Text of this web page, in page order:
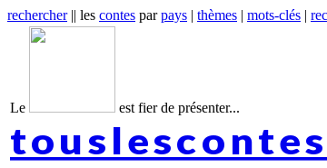
rechercher|| les contes parpays | thèmes | mots-clés |
Le est fier de présenter...